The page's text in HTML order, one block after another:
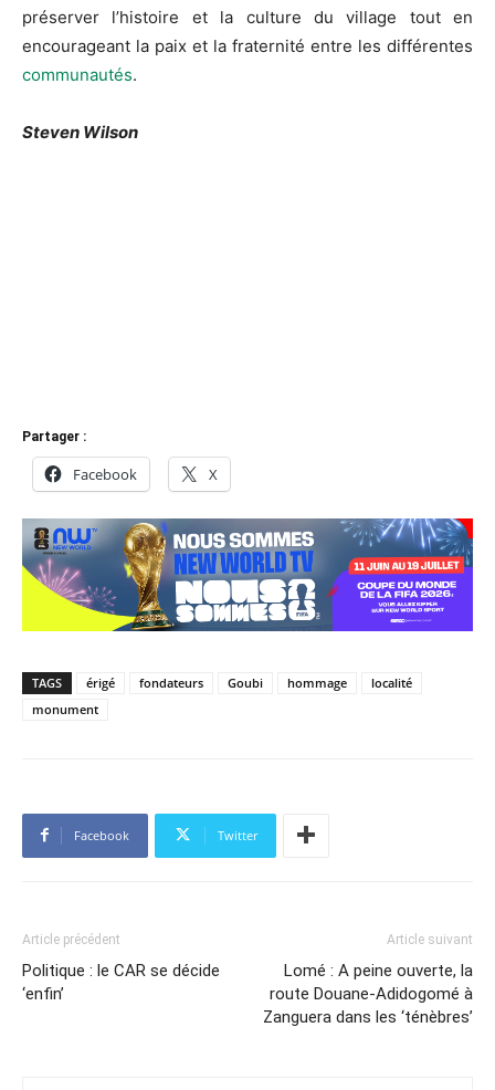
préserver l’histoire et la culture du village tout en
encourageant la paix et la fraternité entre les différentes
communautés.
Steven Wilson
Partager :
Facebook X
TAGS érigé fondateurs Goubi hommage
localité
monument
Facebook Twitter
Article précédent
Politique : le CAR se décide
‘enfin’
Article suivant
Lomé : A peine ouverte, la
route Douane-Adidogomé à
Zanguera dans les ‘ténèbres’